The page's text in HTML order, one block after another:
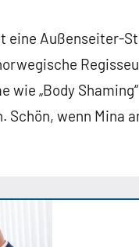
eine Außenseiter-
„Body
wenn Mina